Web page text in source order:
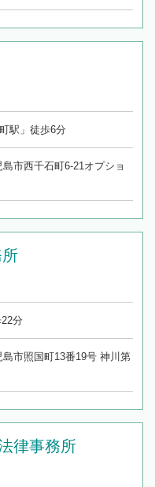
駅」徒歩6分
市西千石町6-21オプショ
分
市照国町13番19号 神川第
律事務所